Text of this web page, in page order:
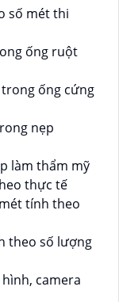
số mét thi
ống ruột
ống cứng
nẹp
làm thẩm mỹ
thực tế
tính theo
theo số lượng
camera